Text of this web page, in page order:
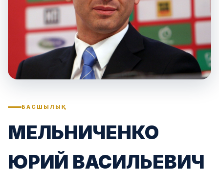
БАСШЫЛЫҚ
МЕЛЬНИЧЕНКО
ЮРИЙ ВАСИЛЬЕВИЧ